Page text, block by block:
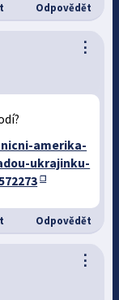
Odpovědět
⋮
amerika-
ukrajinku-
Odpovědět
⋮